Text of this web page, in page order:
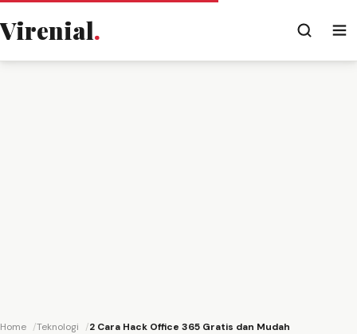
Virenial.
Home Teknologi 2 Cara Hack Office 365 Gratis dan Mudah